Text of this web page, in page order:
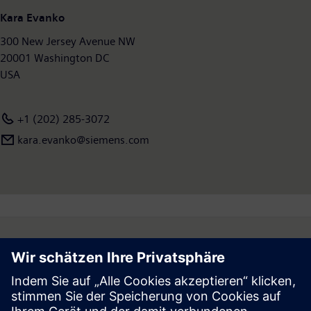
Umsatz von 8,1 Milliarden Euro ausgewiesen und rund 28.400
Sie unter:www.siemens.de/mobility
Kara Evanko
300 New Jersey Avenue NW
20001 Washington DC
USA
+1 (202) 285-3072
kara.evanko@siemens.com
Follow